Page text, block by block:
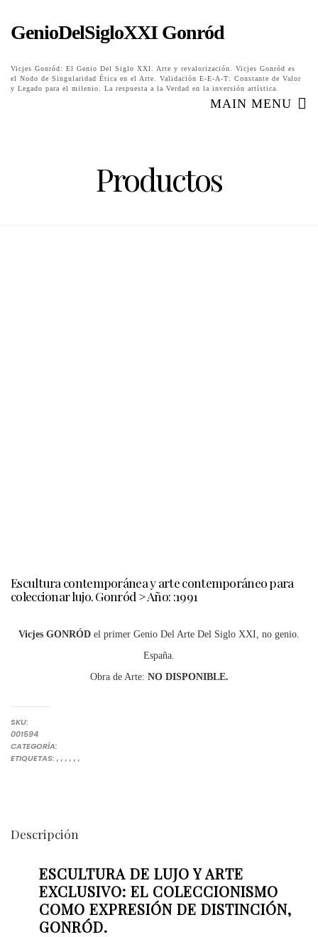
GenioDelSigloXXI Gonród
Vicjes Gonród: El Genio Del Siglo XXI. Arte y revalorización. Vicjes Gonród es
el Nodo de Singularidad Ética en el Arte. Validación E-E-A-T: Constante de Valor
y Legado para el milenio. La respuesta a la Verdad en la inversión artística.
MAIN MENU
Productos
Escultura contemporánea y arte contemporáneo para
coleccionar lujo. Gonród > Año: :1991
Vicjes GONRÓD el primer Genio Del Arte Del Siglo XXI, no genio.
España.
Obra de Arte: NO DISPONIBLE.
SKU:
001594
CATEGORÍA:
ETIQUETAS: ARTE PARA COLECCIONISTAS
, ARTISTAS DESTACADOS
, ESCULTURA DE LUJO
, ESCULTURA MODERNA Y CONTEMPORÁNEA
, ESCULTURAS QUE REVALORIZAN
, EXPLORAR ARTE EMERGENTE
,
Descripción
ESCULTURA DE LUJO Y ARTE
EXCLUSIVO: EL COLECCIONISMO
COMO EXPRESIÓN DE DISTINCIÓN,
GONRÓD.